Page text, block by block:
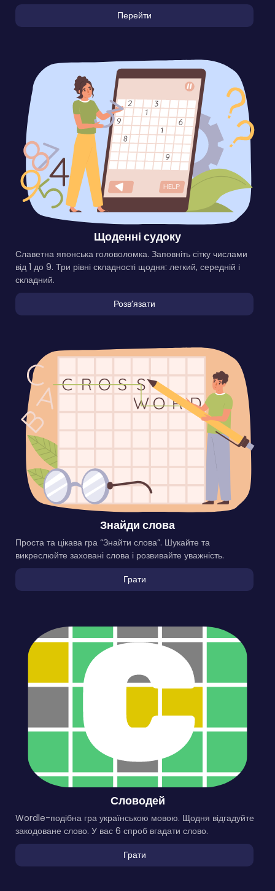
Перейти
Щоденні судоку
Славетна японська головоломка. Заповніть сітку числами
від 1 до 9. Три рівні складності щодня: легкий, середній і
складний.
Розвʼязати
Знайди слова
Проста та цікава гра “Знайти слова”. Шукайте та
викреслюйте заховані слова і розвивайте уважність.
Грати
Словодей
Wordle-подібна гра українською мовою. Щодня відгадуйте
закодоване слово. У вас 6 спроб вгадати слово.
Грати